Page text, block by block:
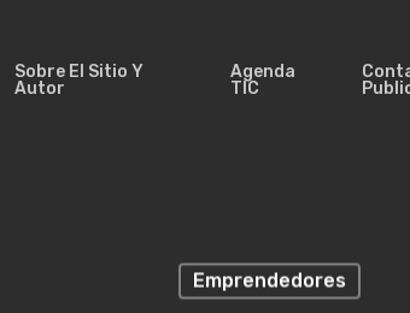
Sobre El Sitio Y
Autor
Agenda
TIC
Emprendedores